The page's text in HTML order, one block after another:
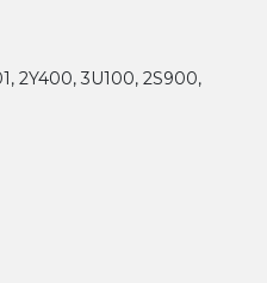
2Y400, 3U100, 2S900,